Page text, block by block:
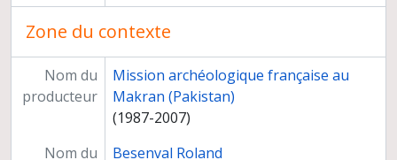
Zone du contexte
Nom du
producteur
Mission archéologique française au
Makran (Pakistan)
(1987-2007)
Nom du
Besenval Roland